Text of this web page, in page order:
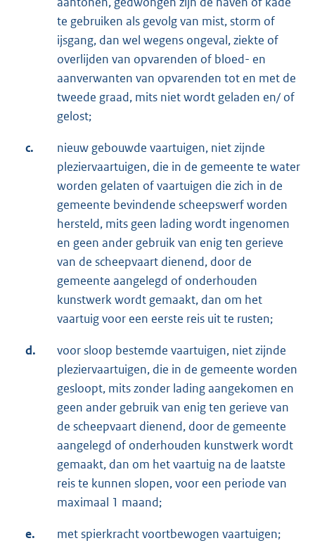
te gebruiken als gevolg van mist, storm of
ijsgang, dan wel wegens ongeval, ziekte of
overlijden van opvarenden of bloed- en
aanverwanten van opvarenden tot en met de
tweede graad, mits niet wordt geladen en/ of
gelost;
c.
nieuw gebouwde vaartuigen, niet zijnde
pleziervaartuigen, die in de gemeente te water
worden gelaten of vaartuigen die zich in de
gemeente bevindende scheepswerf worden
hersteld, mits geen lading wordt ingenomen
en geen ander gebruik van enig ten gerieve
van de scheepvaart dienend, door de
gemeente aangelegd of onderhouden
kunstwerk wordt gemaakt, dan om het
vaartuig voor een eerste reis uit te rusten;
d.
voor sloop bestemde vaartuigen, niet zijnde
pleziervaartuigen, die in de gemeente worden
gesloopt, mits zonder lading aangekomen en
geen ander gebruik van enig ten gerieve van
de scheepvaart dienend, door de gemeente
aangelegd of onderhouden kunstwerk wordt
gemaakt, dan om het vaartuig na de laatste
reis te kunnen slopen, voor een periode van
maximaal 1 maand;
e. met spierkracht voortbewogen vaartuigen;